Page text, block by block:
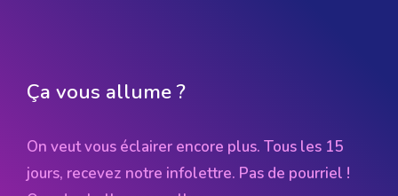
Ça vous allume ?
On veut vous éclairer encore plus. Tous les 15
jours, recevez notre infolettre. Pas de pourriel !